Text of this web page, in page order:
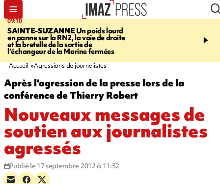
09:10
SAINTE-SUZANNEUn poids lourd
en panne sur la RN2, la voie de droite
et la bretelle de la sortie de
l’échangeur de la Marine fermées
11:22
DÉSTABILISATION
la présidentielle, les
Accueil Agressions de journalistes
Après l'agression de la presse lors de la
conférence de Thierry Robert
Nouveaux messages de
soutien aux journalistes
agressés
Publié le 17 septembre 2012 à 11:52